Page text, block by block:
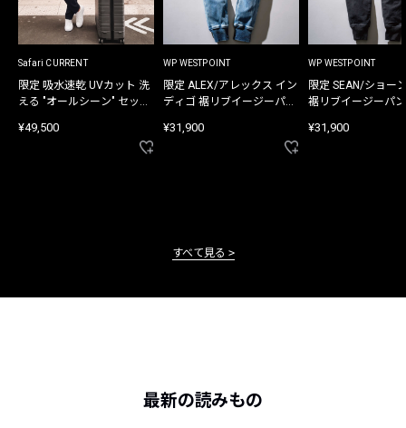
Safari CURRENT
限定 吸水速乾 UVカット 洗
える "オールシーン" セット
¥49,500
WP WESTPOINT
限定 ALEX/アレックス イン
ディゴ 裾リブイージーパン
¥31,900
WP WESTPOINT
限定 SEAN/ショー
裾リブイージーパ
¥31,900
すべて見る
最新の読みもの